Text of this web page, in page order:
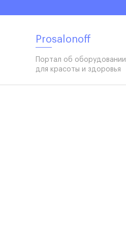
Prosalonoff
Портал об оборудовании
для красоты и здоровья